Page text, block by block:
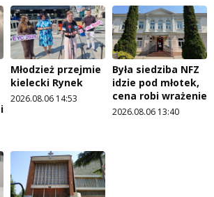
Młodzież przejmie
kielecki Rynek
2026.08.06 14:53
Była siedziba NFZ
idzie pod młotek,
cena robi wrażenie
2026.08.06 13:40